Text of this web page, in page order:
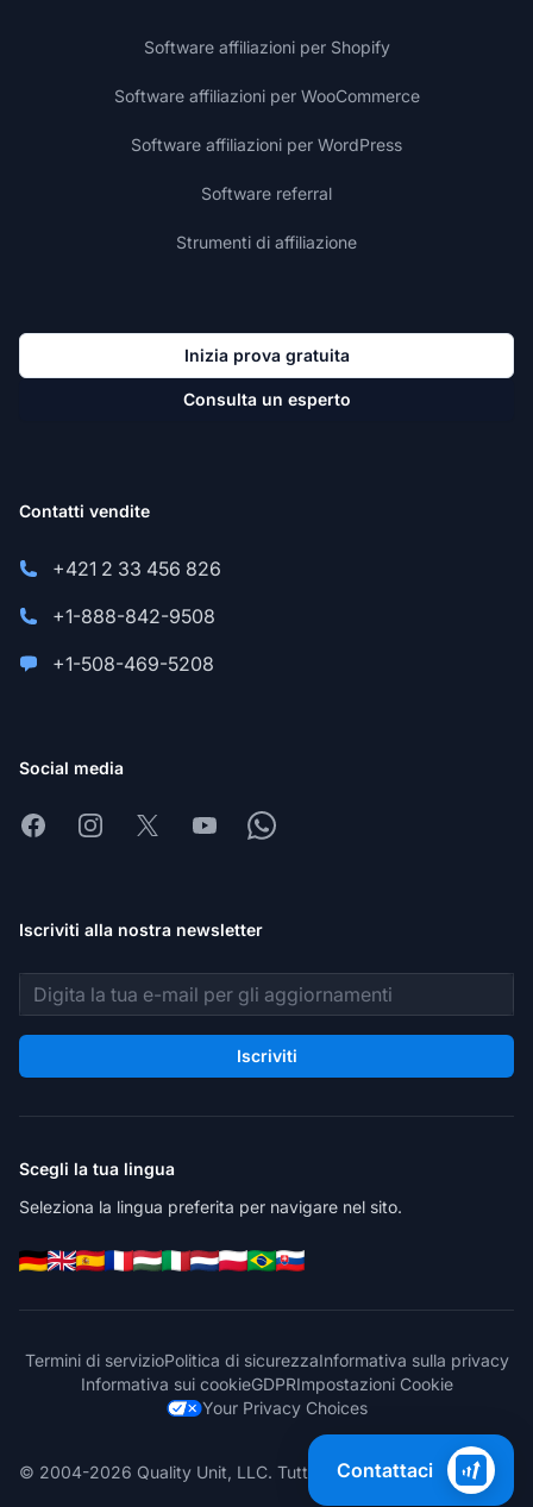
Software affiliazioni per Shopify
Software affiliazioni per WooCommerce
Software affiliazioni per WordPress
Software referral
Strumenti di affiliazione
Inizia prova gratuita
Consulta un esperto
Contatti vendite
+421 2 33 456 826
+1-888-842-9508
+1-508-469-5208
Social media
FacebookInstagram
X YoutubeWhatsapp
Iscriviti alla nostra newsletter
Indirizzo email
Iscriviti
Scegli la tua lingua
Seleziona la lingua preferita per navigare nel sito.
Termini di servizioPolitica di sicurezzaInformativa sulla privacy
Informativa sui cookieGDPRImpostazioni Cookie
Your Privacy Choices
© 2004-2026 Quality Unit, LLC. Tutti i diritti riservati.
Contattaci